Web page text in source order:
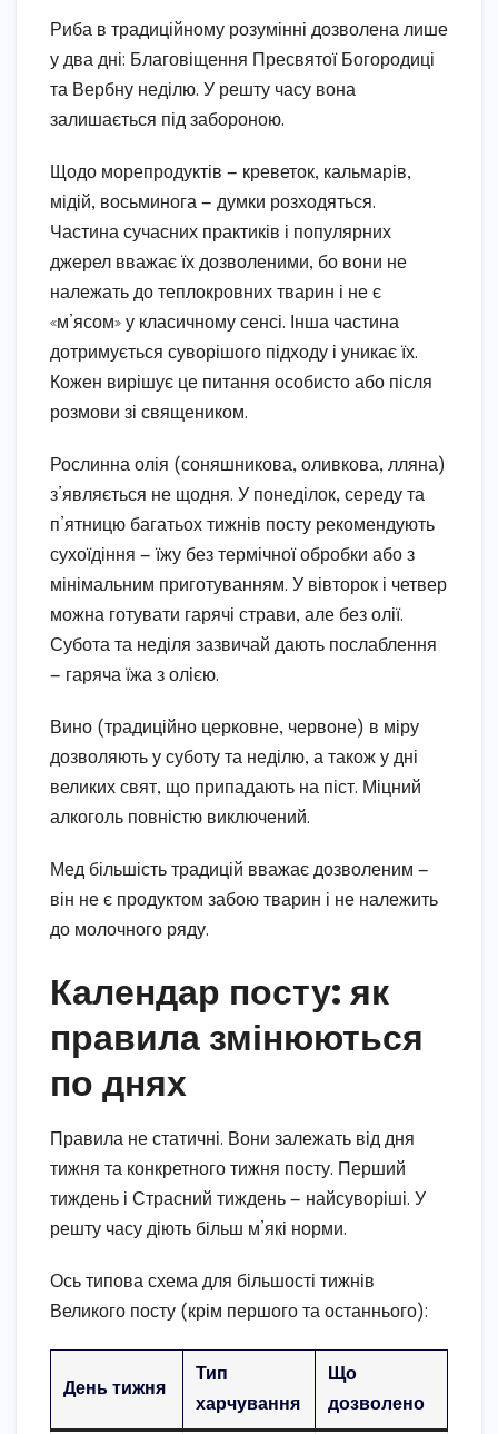
Риба в традиційному розумінні дозволена лише
у два дні: Благовіщення Пресвятої Богородиці
та Вербну неділю. У решту часу вона
залишається під забороною.
Щодо морепродуктів — креветок, кальмарів,
мідій, восьминога — думки розходяться.
Частина сучасних практиків і популярних
джерел вважає їх дозволеними, бо вони не
належать до теплокровних тварин і не є
«м’ясом» у класичному сенсі. Інша частина
дотримується суворішого підходу і уникає їх.
Кожен вирішує це питання особисто або після
розмови зі священиком.
Рослинна олія (соняшникова, оливкова, лляна)
з’являється не щодня. У понеділок, середу та
п’ятницю багатьох тижнів посту рекомендують
сухоїдіння — їжу без термічної обробки або з
мінімальним приготуванням. У вівторок і четвер
можна готувати гарячі страви, але без олії.
Субота та неділя зазвичай дають послаблення
— гаряча їжа з олією.
Вино (традиційно церковне, червоне) в міру
дозволяють у суботу та неділю, а також у дні
великих свят, що припадають на піст. Міцний
алкоголь повністю виключений.
Мед більшість традицій вважає дозволеним —
він не є продуктом забою тварин і не належить
до молочного ряду.
Календар посту: як
правила змінюються
по днях
Правила не статичні. Вони залежать від дня
тижня та конкретного тижня посту. Перший
тиждень і Страсний тиждень — найсуворіші. У
решту часу діють більш м’які норми.
Ось типова схема для більшості тижнів
Великого посту (крім першого та останнього):
День тижня
Тип
харчування
Що
дозволено